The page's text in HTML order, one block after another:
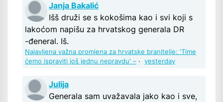
Janja Bakalić
Išš druži se s kokošima kao i svi koji s
lakoćom napišu za hrvatskog generala DR
-đeneral. Iš.
Najavljena važna promjena za hrvatske branitelje: 'Time
ćemo ispraviti još jednu nepravdu' – · yesterday
Julija
Generala sam uvažavala jako kao i sve,